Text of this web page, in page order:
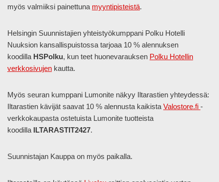
myös valmiiksi painettuna myyntipisteistä.
Helsingin Suunnistajien yhteistyökumppani Polku Hotelli
Nuuksion kansallispuistossa tarjoaa 10 % alennuksen
koodilla HSPolku, kun teet huonevarauksen Polku Hotellin
verkkosivujen kautta.
Myös seuran kumppani Lumonite näkyy Iltarastien yhteydessä:
Iltarastien kävijät saavat 10 % alennusta kaikista Valostore.fi -
verkkokaupasta ostetuista Lumonite tuotteista
koodilla ILTARASTIT2427.
Suunnistajan Kauppa on myös paikalla.